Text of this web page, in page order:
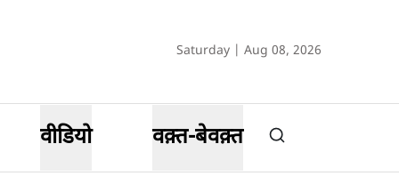
Saturday | Aug 08, 2026
वीडियो वक़्त-बेवक़्त